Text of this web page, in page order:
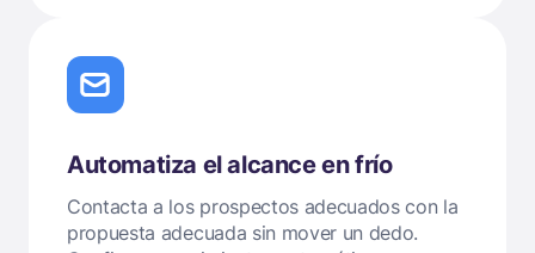
Automatiza el alcance en frío
Contacta a los prospectos adecuados con la
propuesta adecuada sin mover un dedo.